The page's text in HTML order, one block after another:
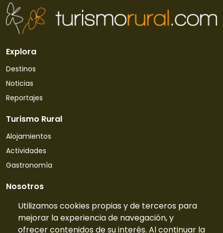
Utilizamos cookies propias y de terceros para
mejorar la experiencia de navegación, y
ofrecer contenidos de su interés. Al continuar la
Explora
Destinos
Noticias
Reportajes
Turismo Rural
Alojamientos
Actividades
Gastronomía
Nosotros
Quiénes somos
Contacto